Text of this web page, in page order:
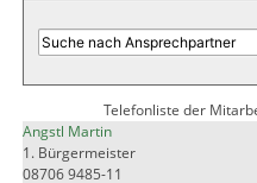
Telefonliste der
Angstl Martin
1. Bürgermeister
08706 9485-11